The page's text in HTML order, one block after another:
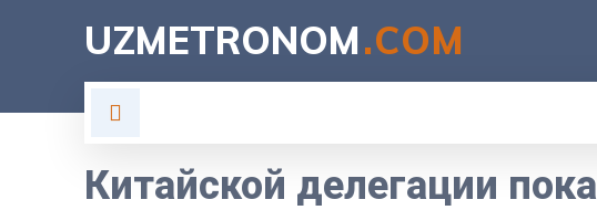
UZMETRONOM.COM
Китайской делегации